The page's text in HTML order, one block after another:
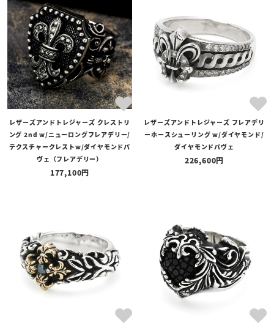
レザーズアンドトレジャーズ クレストリ
ング 2nd w/ニューロングフレアデリー/
テクスチャークレストw/ダイヤモンドパ
ヴェ（フレアデリー）
177,100
レザーズアンドトレジャーズ フレアデリ
ーホースシューリング w/ダイヤモンド/
ダイヤモンドパヴェ
226,600